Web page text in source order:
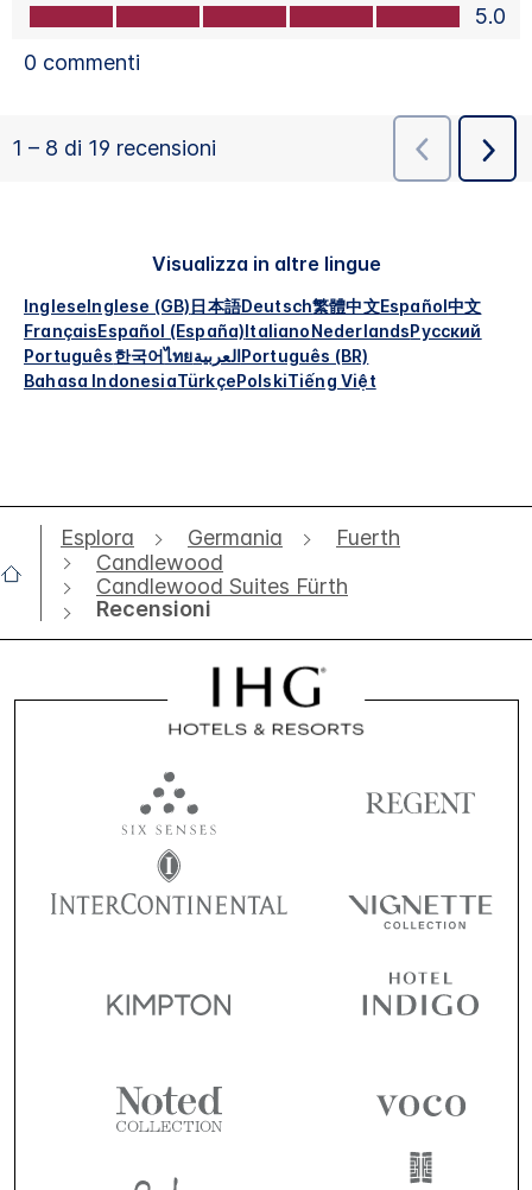
Visualizza in altre lingue
IngleseInglese (GB)日本語Deutsch繁體中文Español中文
FrançaisEspañol (España)ItalianoNederlandsРусский
Português한국어ไทยالعربيةPortuguês (BR)
Bahasa IndonesiaTürkçePolskiTiếng Việt
Esplora Germania
Fuerth
Candlewood
Candlewood Suites Fürth
Recensioni